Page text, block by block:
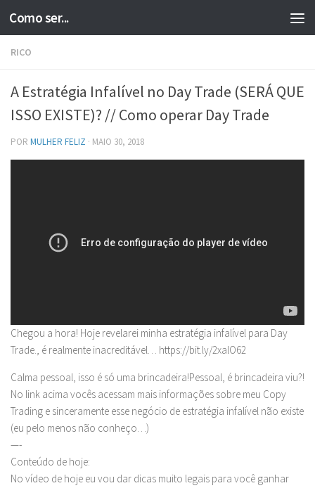
Skip to content
Como ser...
RICO
A Estratégia Infalível no Day Trade (SERÁ QUE
ISSO EXISTE)? // Como operar Day Trade
POR MULHER FELIZ · MAIO 30, 2018
Chegou a hora! Hoje revelarei minha estratégia infalível para Day
Trade., é realmente inacreditável… https://bit.ly/2xalO62
Calma pessoal, isso é só uma brincadeira!Pessoal, é brincadeira viu?!
No link acima vocês acessam mais informações sobre meu Copy
Trading e sinceramente esse negócio de estratégia infalível não existe
(eu pelo menos não conheço…)
—-
Conteúdo de hoje:
No vídeo de hoje eu vou dar dicas muito legais para você ganhar